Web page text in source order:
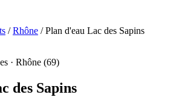
/ Rhône / Plan d'eau Lac des Sapins
· Rhône (69)
des Sapins